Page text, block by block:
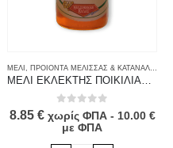
ΤΡΟΦΙΜΑ
ΜΕΛΙ , ΠΡΟΙΟΝΤΑ ΜΕΛΙΣΣΑΣ & ΚΑΤΑΝΑΛΩΤΗ
ΜΕΛΙ ΕΚΛΕΚΤΗΣ ΠΟΙΚΙΛΙΑΣ 950g
out of 5
8.85 € χωρίς ΦΠΑ - 10.00 €
με ΦΠΑ